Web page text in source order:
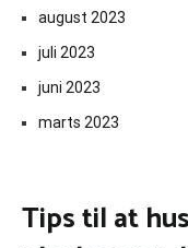
august 2023
juli 2023
juni 2023
marts 2023
Tips til at